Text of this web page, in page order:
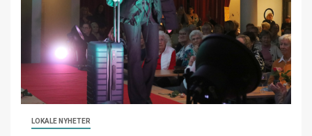
LOKALE NYHETER